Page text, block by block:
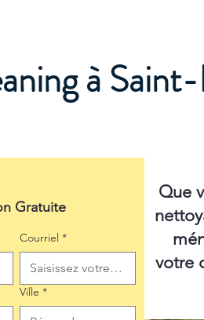
à
Gratuite
Courriel *
Ville *
Que
votre